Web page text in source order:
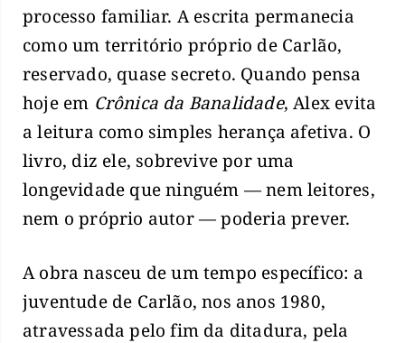
processo familiar. A escrita permanecia
como um território próprio de Carlão,
reservado, quase secreto. Quando pensa
hoje em Crônica da Banalidade, Alex evita
a leitura como simples herança afetiva. O
livro, diz ele, sobrevive por uma
longevidade que ninguém — nem leitores,
nem o próprio autor — poderia prever.
A obra nasceu de um tempo específico: a
juventude de Carlão, nos anos 1980,
atravessada pelo fim da ditadura, pela